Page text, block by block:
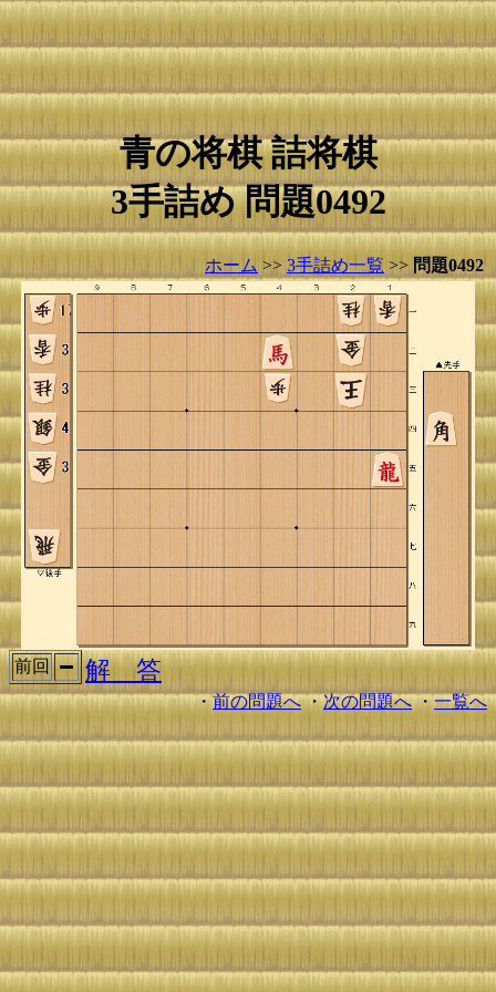
青の将棋 詰将棋
3手詰め 問題0492
ホーム >> 3手詰め一覧 >> 問題0492
前回 解 答
・前の問題へ・次の問題へ・一覧へ